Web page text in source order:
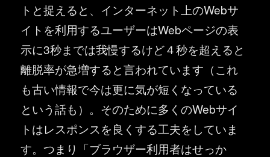
トと捉えると、インターネット上のWebサ
イトを利用するユーザーはWebページの表
示に3秒までは我慢するけど４秒を超えると
離脱率が急増すると言われています（これ
も古い情報で今は更に気が短くなっている
という話も）。そのために多くのWebサイ
トはレスポンスを良くする工夫をしていま
す。つまり「ブラウザー利用者はせっか